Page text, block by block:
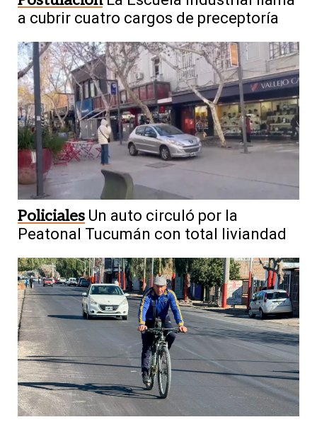
a cubrir cuatro cargos de preceptoría
Policiales Un auto circuló por la
Peatonal Tucumán con total liviandad